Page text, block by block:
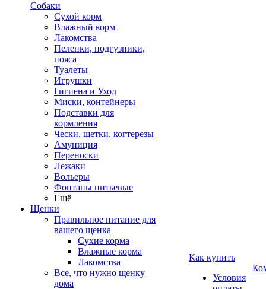
Собаки
Сухой корм
Влажный корм
Лакомства
Пеленки, подгузники,
пояса
Туалеты
Игрушки
Гигиена и Уход
Миски, контейнеры
Подставки для
кормления
Чески, щетки, когтерезы
Амуниция
Переноски
Лежаки
Вольеры
Фонтаны питьевые
Ещё
Щенки
Правильное питание для
вашего щенка
Сухие корма
Влажные корма
Лакомства
Все, что нужно щенку
дома
Как купить
Условия